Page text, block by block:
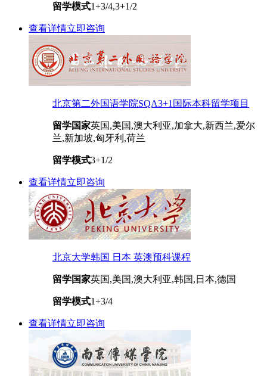
留学模式1+3/4,3+1/2
查看详情立即咨询
北京第二外国语学院SQA3+1国际本科留学项目
留学国家英国,美国,澳大利亚,加拿大,新西兰,爱尔
兰,新加坡,匈牙利,荷兰
留学模式3+1/2
查看详情立即咨询
北京大学韩国 日本 英澳预科课程
留学国家英国,美国,澳大利亚,韩国,日本,德国
留学模式1+3/4
查看详情立即咨询